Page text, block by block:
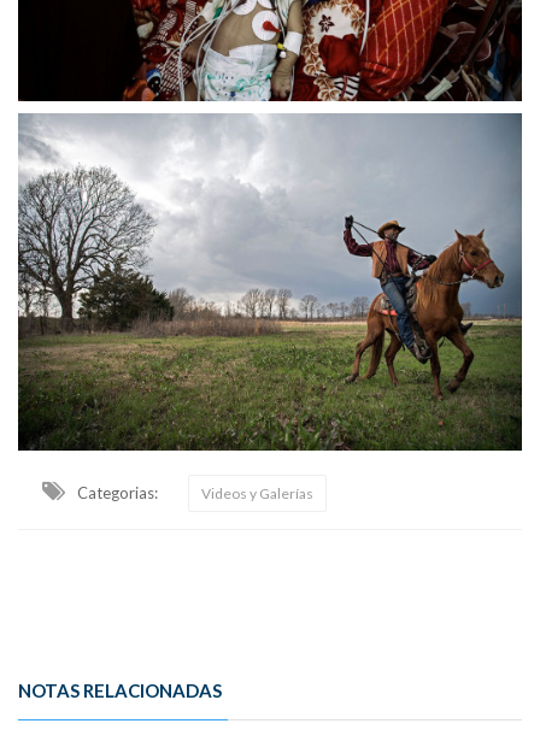
Categorias: Videos y Galerías
NOTAS RELACIONADAS